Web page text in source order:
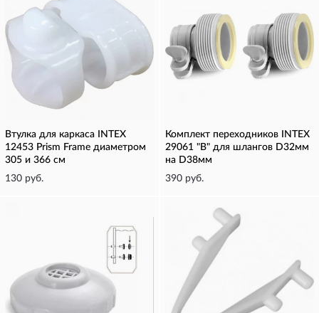
Втулка для каркаса INTEX
12453 Prism Frame диаметром
305 и 366 см
130 руб.
Комплект переходников INTEX
29061 "В" для шлангов D32мм
на D38мм
390 руб.